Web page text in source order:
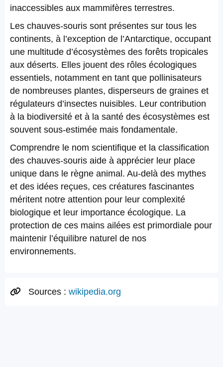
inaccessibles aux mammifères terrestres.
Les chauves-souris sont présentes sur tous les
continents, à l’exception de l’Antarctique, occupant
une multitude d’écosystèmes des forêts tropicales
aux déserts. Elles jouent des rôles écologiques
essentiels, notamment en tant que pollinisateurs
de nombreuses plantes, disperseurs de graines et
régulateurs d’insectes nuisibles. Leur contribution
à la biodiversité et à la santé des écosystèmes est
souvent sous-estimée mais fondamentale.
Comprendre le nom scientifique et la classification
des chauves-souris aide à apprécier leur place
unique dans le règne animal. Au-delà des mythes
et des idées reçues, ces créatures fascinantes
méritent notre attention pour leur complexité
biologique et leur importance écologique. La
protection de ces mains ailées est primordiale pour
maintenir l’équilibre naturel de nos
environnements.
Sources : wikipedia.org